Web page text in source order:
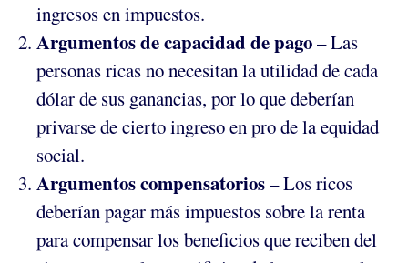
ingresos en impuestos.
Argumentos de capacidad de pago– Las
personas ricas no necesitan la utilidad de cada
dólar de sus ganancias, por lo que deberían
privarse de cierto ingreso en pro de la equidad
social.
Argumentos compensatorios– Los ricos
deberían pagar más impuestos sobre la renta
para compensar los beneficios que reciben del